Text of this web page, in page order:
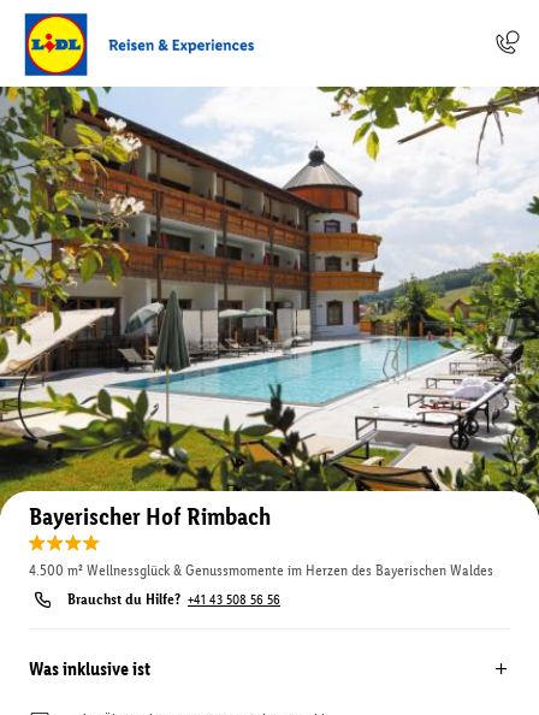
Auf der Karte anzeigen
Bayerischer Hof Rimbach
4.500 m² Wellnessglück & Genussmomente im Herzen des Bayerischen Waldes
Brauchst du Hilfe? +41 43 508 56 56
Was inklusive ist